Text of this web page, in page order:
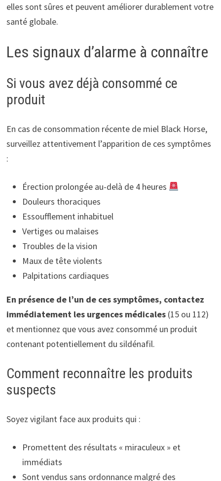
elles sont sûres et peuvent améliorer durablement votre
santé globale.
Les signaux d’alarme à connaître
Si vous avez déjà consommé ce
produit
En cas de consommation récente de miel Black Horse,
surveillez attentivement l’apparition de ces symptômes
:
Érection prolongée au-delà de 4 heures
Douleurs thoraciques
Essoufflement inhabituel
Vertiges ou malaises
Troubles de la vision
Maux de tête violents
Palpitations cardiaques
En présence de l’un de ces symptômes, contactez
immédiatement les urgences médicales(15 ou 112)
et mentionnez que vous avez consommé un produit
contenant potentiellement du sildénafil.
Comment reconnaître les produits
suspects
Soyez vigilant face aux produits qui :
Promettent des résultats « miraculeux » et
immédiats
Sont vendus sans ordonnance malgré des